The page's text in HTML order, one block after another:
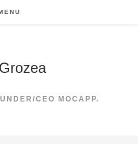
CEO MOCAPP.